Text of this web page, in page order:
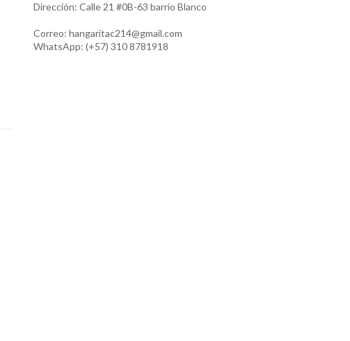
Dirección: Calle 21 #0B-63 barrio Blanco
Correo: hangaritac214@gmail.com
WhatsApp: (+57) 310 8781918